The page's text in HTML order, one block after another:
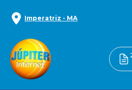
Imperatriz - MA